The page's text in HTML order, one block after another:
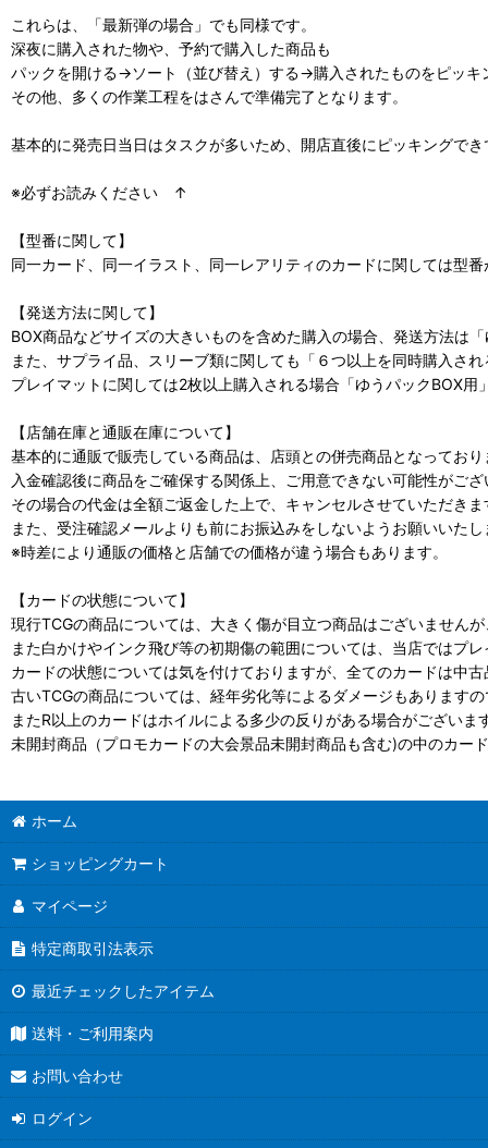
これらは、「最新弾の場合」でも同様です。
深夜に購入された物や、予約で購入した商品も
パックを開ける→ソート（並び替え）する→購入されたものをピッキ
その他、多くの作業工程をはさんで準備完了となります。
基本的に発売日当日はタスクが多いため、開店直後にピッキングで
※必ずお読みください ↑
【型番に関して】
同一カード、同一イラスト、同一レアリティのカードに関しては型
【発送方法に関して】
BOX商品などサイズの大きいものを含めた購入の場合、発送方法は
また、サプライ品、スリーブ類に関しても「６つ以上を同時購入さ
プレイマットに関しては2枚以上購入される場合「ゆうパックBOX
【店舗在庫と通販在庫について】
基本的に通販で販売している商品は、店頭との併売商品となってお
入金確認後に商品をご確保する関係上、ご用意できない可能性がご
その場合の代金は全額ご返金した上で、キャンセルさせていただき
また、受注確認メールよりも前にお振込みをしないようお願いいたし
※時差により通販の価格と店舗での価格が違う場合もあります。
【カードの状態について】
現行TCGの商品については、大きく傷が目立つ商品はございません
また白かけやインク飛び等の初期傷の範囲については、当店ではプ
カードの状態については気を付けておりますが、全てのカードは中
古いTCGの商品については、経年劣化等によるダメージもあります
またR以上のカードはホイルによる多少の反りがある場合がござい
未開封商品（プロモカードの大会景品未開封商品も含む)の中のカー
ホーム
ショッピングカート
マイページ
特定商取引法表示
最近チェックしたアイテム
送料・ご利用案内
お問い合わせ
ログイン